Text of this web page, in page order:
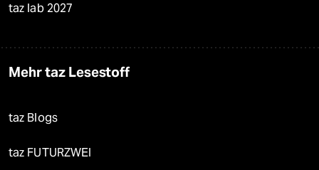
taz lab 2027
Mehr taz Lesestoff
taz Blogs
taz FUTURZWEI